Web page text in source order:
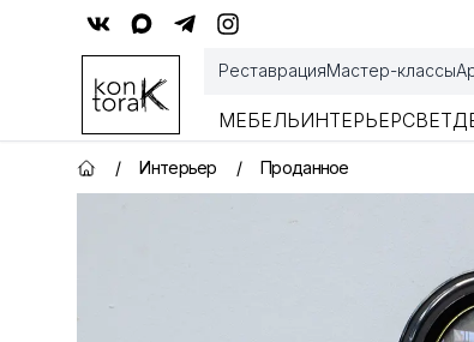
РеставрацияМастер-классы
МЕБЕЛЬИНТЕРЬЕРСВЕТ
Главная страница
/ Интерьер / Проданное